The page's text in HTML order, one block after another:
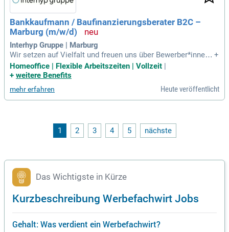
Bankkaufmann / Baufinanzierungsberater B2C –
Marburg (m/w/d)
Interhyp Gruppe | Marburg
Wir setzen auf Vielfalt und freuen uns über Bewerber*innen j
eglichen Geschlechts, Alters, jeglicher Nationalität sowie et
hnischer Herkunft, Lebensweise oder körperlicher und geisti
+
Homeoffice | Flexible Arbeitszeiten | Vollzeit |
+ weitere Benefits
mehr erfahren Heute veröffentlicht
1 2 3 4 5 nächste
Das Wichtigste in Kürze
Kurzbeschreibung Werbefachwirt Jobs
Gehalt: Was verdient ein Werbefachwirt?